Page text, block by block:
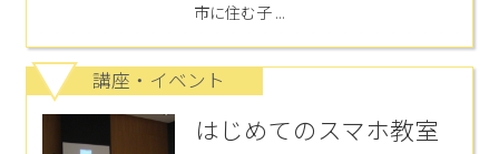
市に住む子 ...
講座・イベント
はじめてのスマホ教室